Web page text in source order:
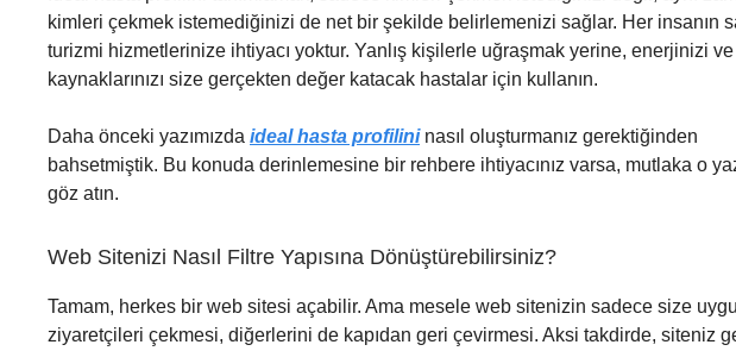
kimleri çekmek istemediğinizi de net bir şekilde belirlemenizi sağlar. Her insanın
turizmi hizmetlerinize ihtiyacı yoktur. Yanlış kişilerle uğraşmak yerine, enerjinizi ve
kaynaklarınızı size gerçekten değer katacak hastalar için kullanın.
Daha önceki yazımızda ideal hasta profilininasıl oluşturmanız gerektiğinden
bahsetmiştik. Bu konuda derinlemesine bir rehbere ihtiyacınız varsa, mutlaka o
göz atın.
Web Sitenizi Nasıl Filtre Yapısına Dönüştürebilirsiniz?
Tamam, herkes bir web sitesi açabilir. Ama mesele web sitenizin sadece size
ziyaretçileri çekmesi, diğerlerini de kapıdan geri çevirmesi. Aksi takdirde, siteniz